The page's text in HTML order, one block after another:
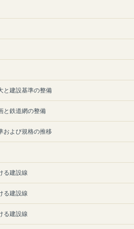
と建設基準の整備
と鉄道網の整備
および規格の推移
る建設線
る建設線
る建設線